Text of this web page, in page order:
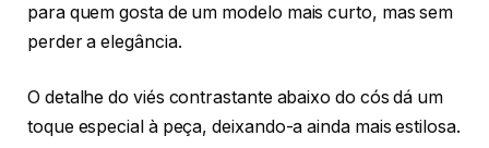
para quem gosta de um modelo mais curto, mas sem
perder a elegância.
O detalhe do viés contrastante abaixo do cós dá um
toque especial à peça, deixando-a ainda mais estilosa.